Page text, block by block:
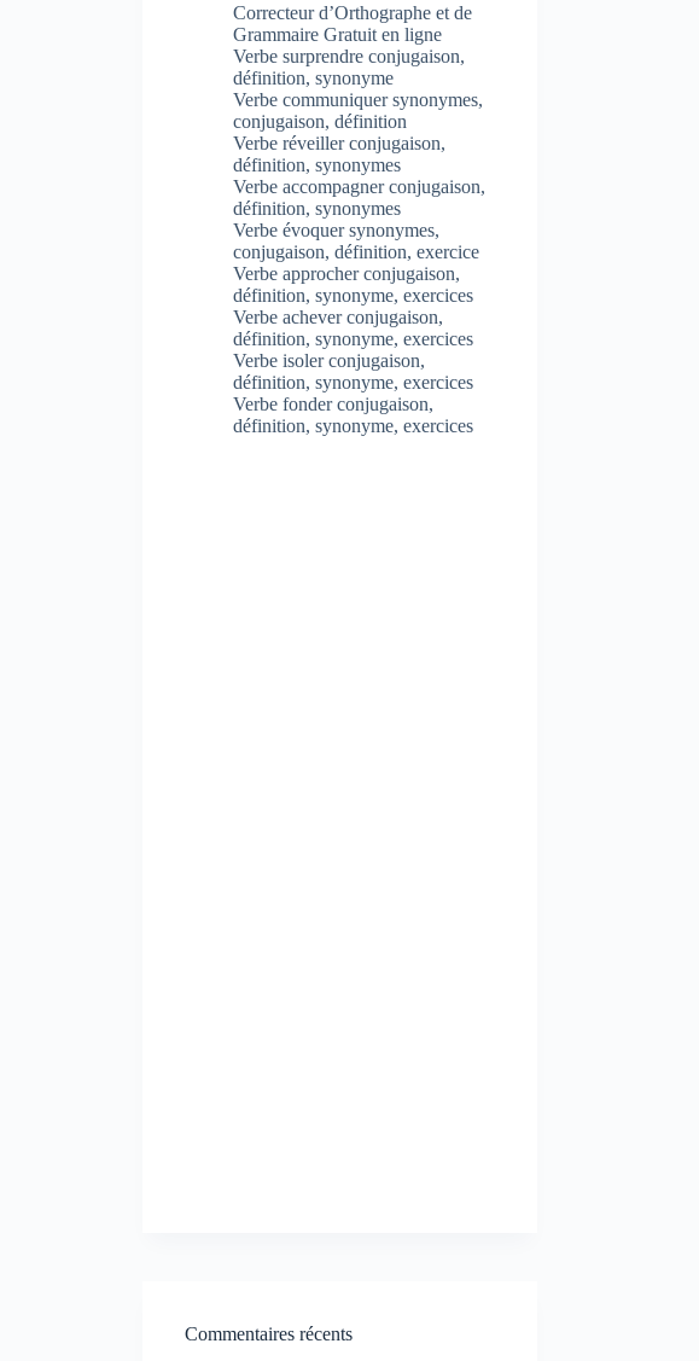
Correcteur d’Orthographe et de
Grammaire Gratuit en ligne
Verbe surprendre conjugaison,
définition, synonyme
Verbe communiquer synonymes,
conjugaison, définition
Verbe réveiller conjugaison,
définition, synonymes
Verbe accompagner conjugaison,
définition, synonymes
Verbe évoquer synonymes,
conjugaison, définition, exercice
Verbe approcher conjugaison,
définition, synonyme, exercices
Verbe achever conjugaison,
définition, synonyme, exercices
Verbe isoler conjugaison,
définition, synonyme, exercices
Verbe fonder conjugaison,
définition, synonyme, exercices
Commentaires récents